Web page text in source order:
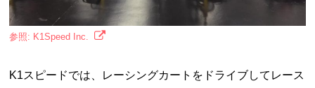
参照: K1Speed Inc.
K1スピードでは、レーシングカートをドライブしてレース